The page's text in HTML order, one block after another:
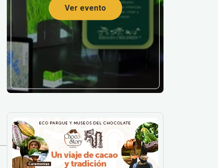
Ver evento